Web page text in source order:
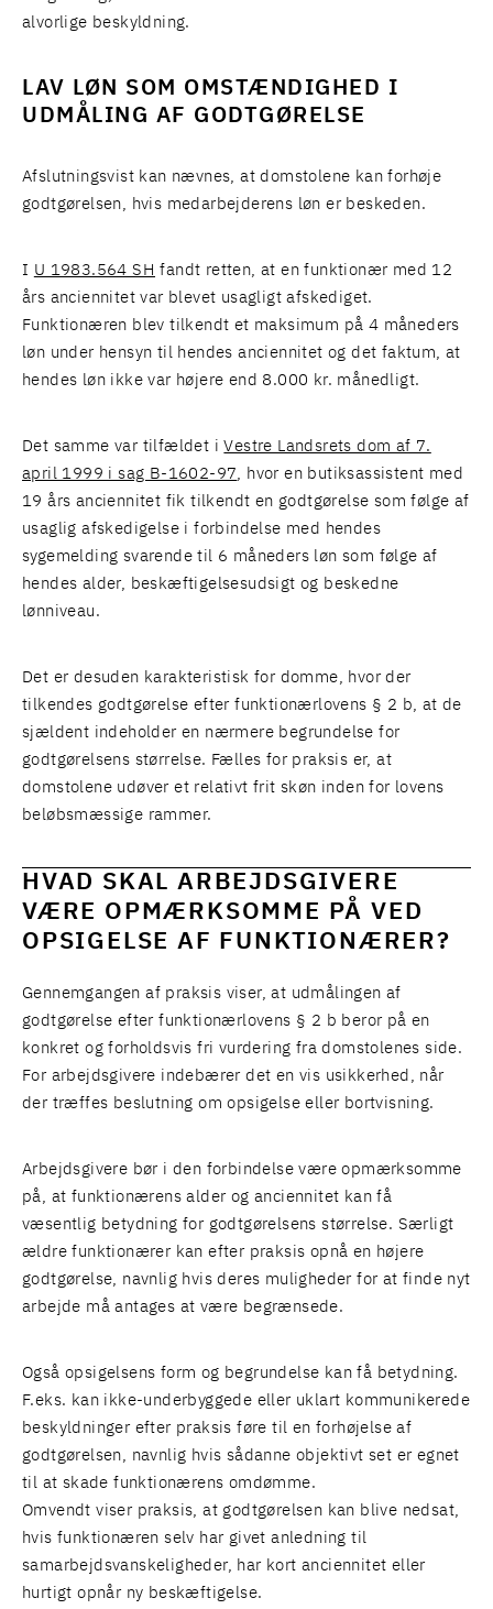
alvorlige beskyldning.
LAV LØN SOM OMSTÆNDIGHED I
UDMÅLING AF GODTGØRELSE
Afslutningsvist kan nævnes, at domstolene kan forhøje
godtgørelsen, hvis medarbejderens løn er beskeden.
I U 1983.564 SH fandt retten, at en funktionær med 12
års anciennitet var blevet usagligt afskediget.
Funktionæren blev tilkendt et maksimum på 4 måneders
løn under hensyn til hendes anciennitet og det faktum, at
hendes løn ikke var højere end 8.000 kr. månedligt.
Det samme var tilfældet iVestre Landsrets dom af 7.
april 1999 i sag B-1602-97, hvor en butiksassistent med
19 års anciennitet fik tilkendt en godtgørelse som følge af
usaglig afskedigelse i forbindelse med hendes
sygemelding svarende til 6 måneders løn som følge af
hendes alder, beskæftigelsesudsigt og beskedne
lønniveau.
Det er desuden karakteristisk for domme, hvor der
tilkendes godtgørelse efter funktionærlovens § 2 b, at de
sjældent indeholder en nærmere begrundelse for
godtgørelsens størrelse. Fælles for praksis er, at
domstolene udøver et relativt frit skøn inden for lovens
beløbsmæssige rammer.
HVAD SKAL ARBEJDSGIVERE
VÆRE OPMÆRKSOMME PÅ VED
OPSIGELSE AF FUNKTIONÆRER?
Gennemgangen af praksis viser, at udmålingen af
godtgørelse efter funktionærlovens § 2 b beror på en
konkret og forholdsvis fri vurdering fra domstolenes side.
For arbejdsgivere indebærer det en vis usikkerhed, når
der træffes beslutning om opsigelse eller bortvisning.
Arbejdsgivere bør i den forbindelse være opmærksomme
på, at funktionærens alder og anciennitet kan få
væsentlig betydning for godtgørelsens størrelse. Særligt
ældre funktionærer kan efter praksis opnå en højere
godtgørelse, navnlig hvis deres muligheder for at finde nyt
arbejde må antages at være begrænsede.
Også opsigelsens form og begrundelse kan få betydning.
F.eks. kan ikke-underbyggede eller uklart kommunikerede
beskyldninger efter praksis føre til en forhøjelse af
godtgørelsen, navnlig hvis sådanne objektivt set er egnet
til at skade funktionærens omdømme.
Omvendt viser praksis, at godtgørelsen kan blive nedsat,
hvis funktionæren selv har givet anledning til
samarbejdsvanskeligheder, har kort anciennitet eller
hurtigt opnår ny beskæftigelse.